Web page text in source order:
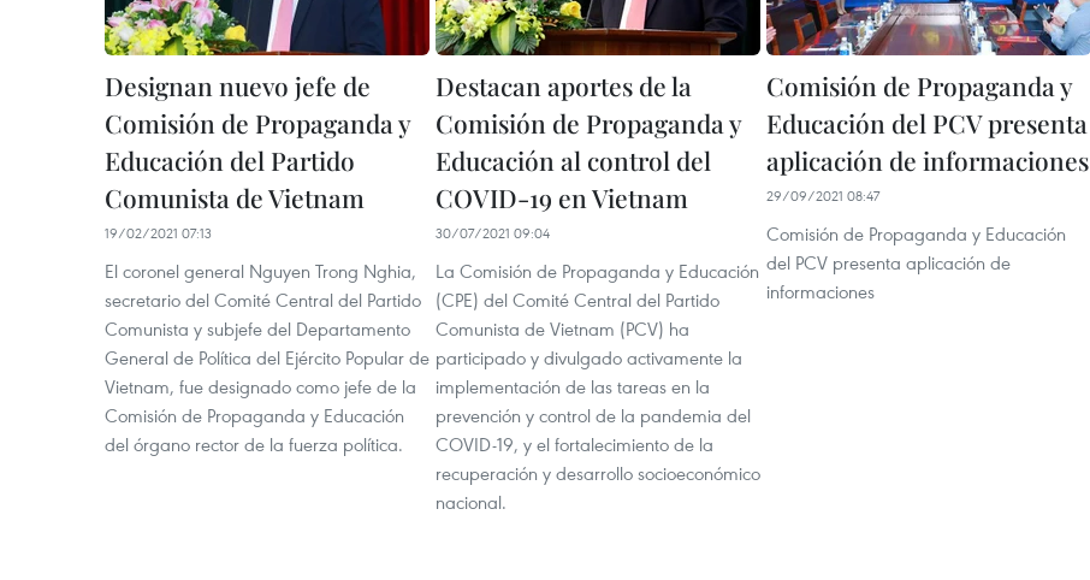
Designan nuevo jefe de
Comisión de Propaganda y
Educación del Partido
Comunista de Vietnam
19/02/2021 07:13
El coronel general Nguyen Trong Nghia,
secretario del Comité Central del Partido
Comunista y subjefe del Departamento
General de Política del Ejército Popular de
Vietnam, fue designado como jefe de la
Comisión de Propaganda y Educación
del órgano rector de la fuerza política.
Destacan aportes de la
Comisión de Propaganda y
Educación al control del
COVID-19 en Vietnam
30/07/2021 09:04
La Comisión de Propaganda y Educación
(CPE) del Comité Central del Partido
Comunista de Vietnam (PCV) ha
participado y divulgado activamente la
implementación de las tareas en la
prevención y control de la pandemia del
COVID-19, y el fortalecimiento de la
recuperación y desarrollo socioeconómico
nacional.
Comisión de Propaganda y
Educación del PCV presenta
aplicación de informaciones
29/09/2021 08:47
Comisión de Propaganda y Educación
del PCV presenta aplicación de
informaciones